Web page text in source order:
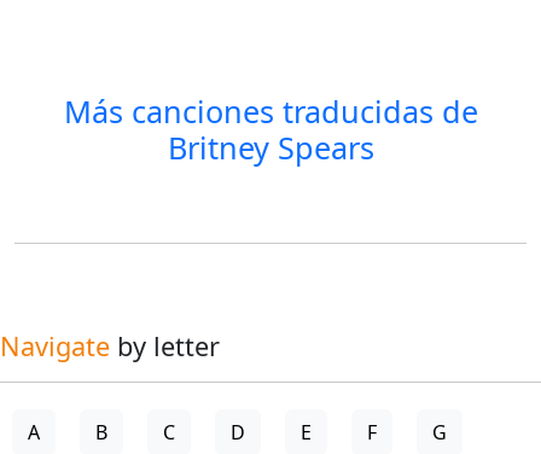
Más canciones traducidas de
Britney Spears
Navigate by letter
A B C D E F G